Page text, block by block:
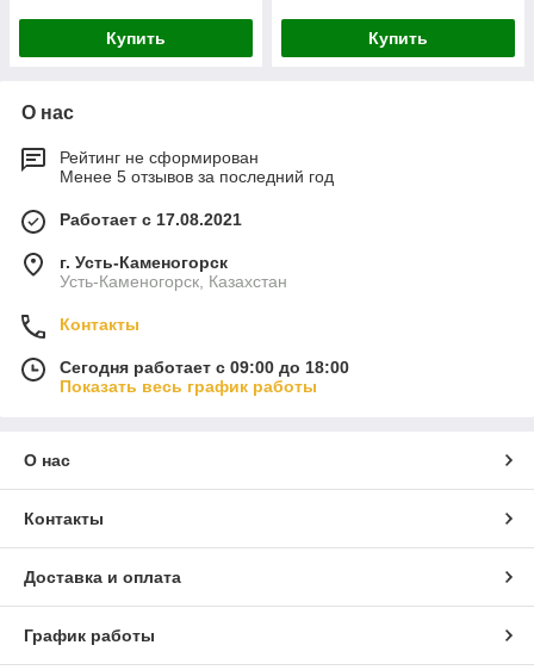
Купить Купить
О нас
Рейтинг не сформирован
Менее 5 отзывов за последний год
Работает с 17.08.2021
г. Усть-Каменогорск
Усть-Каменогорск, Казахстан
Контакты
Сегодня работает с 09:00 до 18:00
Показать весь график работы
О нас
Контакты
Доставка и оплата
График работы